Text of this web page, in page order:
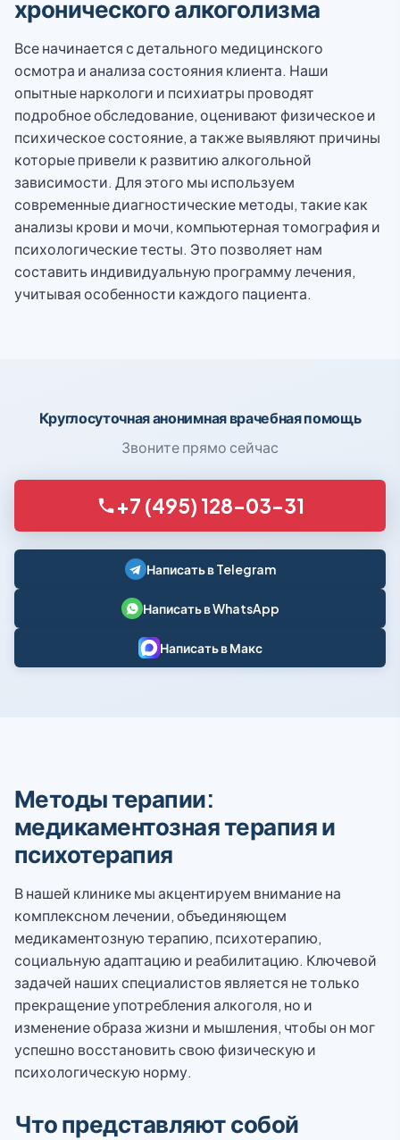
хронического алкоголизма
Все начинается с детального медицинского
осмотра и анализа состояния клиента. Наши
опытные наркологи и психиатры проводят
подробное обследование, оценивают физическое и
психическое состояние, а также выявляют причины
которые привели к развитию алкогольной
зависимости. Для этого мы используем
современные диагностические методы, такие как
анализы крови и мочи, компьютерная томография и
психологические тесты. Это позволяет нам
составить индивидуальную программу лечения,
учитывая особенности каждого пациента.
Круглосуточная анонимная врачебная помощь
Звоните прямо сейчас
+7 (495) 128-03-31
Написать в Telegram
Написать в WhatsApp
Написать в Макс
Методы терапии:
медикаментозная терапия и
психотерапия
В нашей клинике мы акцентируем внимание на
комплексном лечении, объединяющем
медикаментозную терапию, психотерапию,
социальную адаптацию и реабилитацию. Ключевой
задачей наших специалистов является не только
прекращение употребления алкоголя, но и
изменение образа жизни и мышления, чтобы он мог
успешно восстановить свою физическую и
психологическую норму.
Что представляют собой